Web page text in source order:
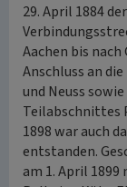
29. April 1884
Aachen bis
Anschluss an
und Neuss
Teilabschnittes
1898 war auch
entstanden.
am 1. April